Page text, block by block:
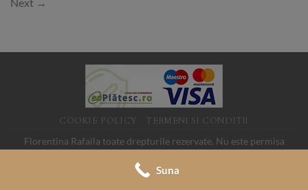
Next →
COOKIE POLICY TERMENI SI CONDITII
Florentina Rafaila toate drepturile rezervate. Nu este permisa
SRL, CUI 19088705
Suna